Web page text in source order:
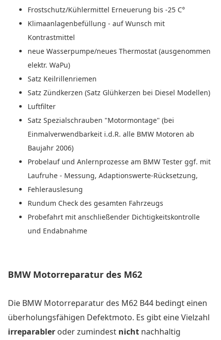
Frostschutz/Kühlermittel Erneuerung bis -25 C°
Klimaanlagenbefüllung - auf Wunsch mit
Kontrastmittel
neue Wasserpumpe/neues Thermostat (ausgenommen
elektr. WaPu)
Satz Keilrillenriemen
Satz Zündkerzen (Satz Glühkerzen bei Diesel Modellen)
Luftfilter
Satz Spezialschrauben "Motormontage" (bei
Einmalverwendbarkeit i.d.R. alle BMW Motoren ab
Baujahr 2006)
Probelauf und Anlernprozesse am BMW Tester ggf. mit
Laufruhe - Messung, Adaptionswerte-Rücksetzung,
Fehlerauslesung
Rundum Check des gesamten Fahrzeugs
Probefahrt mit anschließender Dichtigkeitskontrolle
und Endabnahme
BMW Motorreparatur des M62
Die BMW Motorreparatur des M62 B44 bedingt einen
überholungsfähigen Defektmoto. Es gibt eine Vielzahl
irreparabler oder zumindest nicht nachhaltig